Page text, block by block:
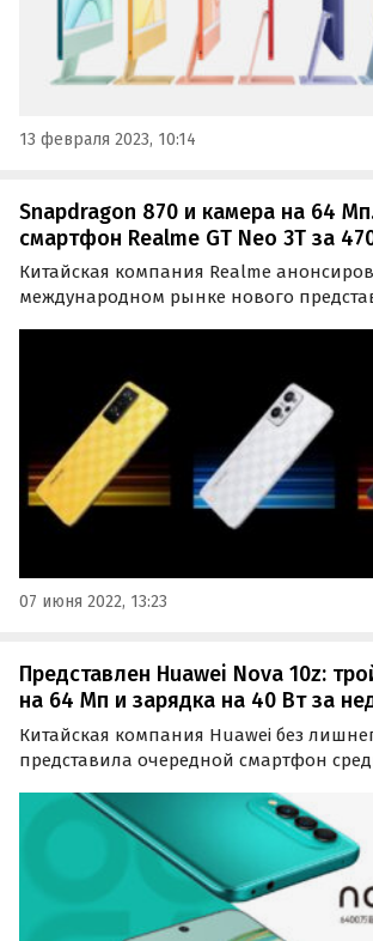
13 февраля 2023, 10:14
Snapdragon 870 и камера на 64
смартфон Realme GT Neo 3T за
Китайская компания Realme
международном рынке нового
07 июня 2022, 13:23
Представлен Huawei Nova 10z:
на 64 Мп и зарядка на 40 Вт за
Китайская компания Huawei без
представила очередной смартфон
под названием Huawei Nova 10z уже
предзаказа в Китае по цене от 1599 до